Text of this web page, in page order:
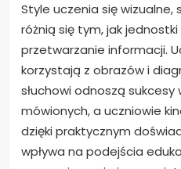
Style uczenia się wizualne,
różnią się tym, jak
przetwarzanie informacji.
korzystają z obrazów i
słuchowi odnoszą
mówionych, a uczniowie
dzięki praktycznym
wpływa na podejścia